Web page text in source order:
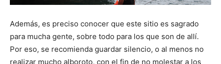
Además, es preciso conocer que este sitio es sagrado
para mucha gente, sobre todo para los que son de allí.
Por eso, se recomienda guardar silencio, o al menos no
realizar mucho alboroto, con el fin de no molestar a los